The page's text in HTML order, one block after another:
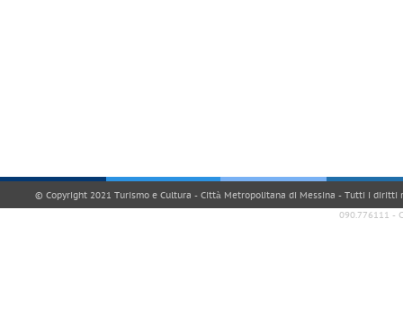
© Copyright 2021 Turismo e Cultura - Città Metropolitana di Messina - Tutti i diritti
090.776111 -